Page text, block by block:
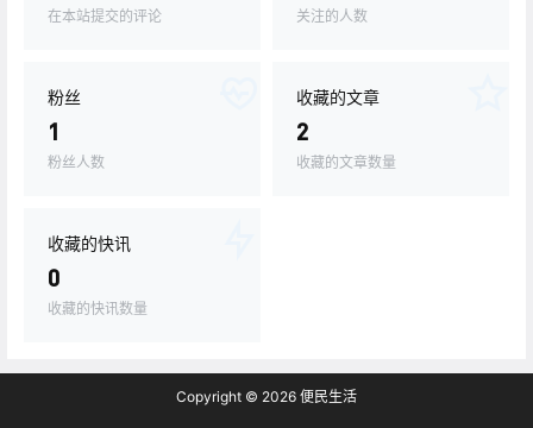
在本站提交的评论 关注的人数
粉丝
1
粉丝人数
收藏的文章
2
收藏的文章数量
收藏的快讯
0
收藏的快讯数量
Copyright © 2026 便民生活